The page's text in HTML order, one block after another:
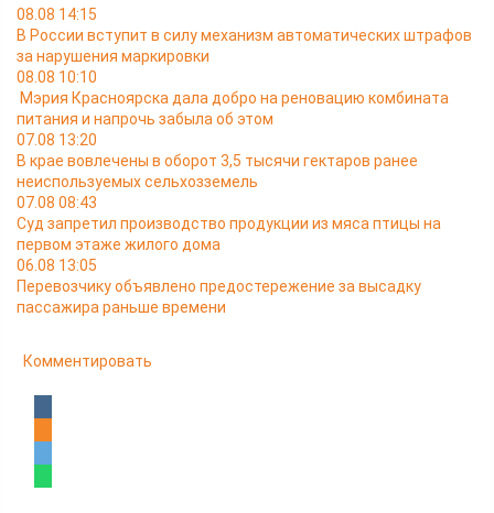
08.08 14:15
В России вступит в силу механизм автоматических штрафов
за нарушения маркировки
08.08 10:10
Мэрия Красноярска дала добро на реновацию комбината
питания и напрочь забыла об этом
07.08 13:20
В крае вовлечены в оборот 3,5 тысячи гектаров ранее
неиспользуемых сельхозземель
07.08 08:43
Суд запретил производство продукции из мяса птицы на
первом этаже жилого дома
06.08 13:05
Перевозчику объявлено предостережение за высадку
пассажира раньше времени
Комментировать